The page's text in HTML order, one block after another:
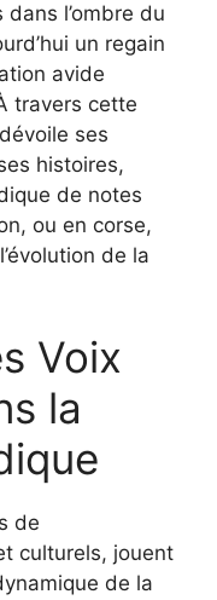
l’ombre du
un regain
avide
travers cette
ses
histoires,
de notes
ou en corse,
de la
Voix
la
de
culturels, jouent
de la